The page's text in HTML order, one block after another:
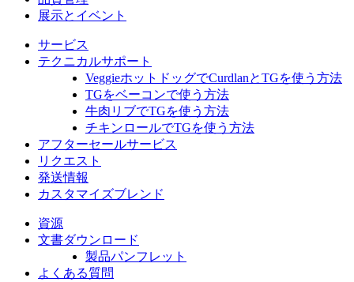
展示とイベント
サービス
テクニカルサポート
VeggieホットドッグでCurdlanとTGを使う方法
TGをベーコンで使う方法
牛肉リブでTGを使う方法
チキンロールでTGを使う方法
アフターセールサービス
リクエスト
発送情報
カスタマイズブレンド
資源
文書ダウンロード
製品パンフレット
よくある質問